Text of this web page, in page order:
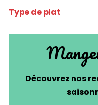
Type de plat
Découvrez nos